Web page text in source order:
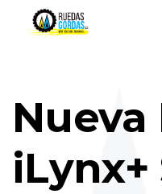
Nueva
iLynx+